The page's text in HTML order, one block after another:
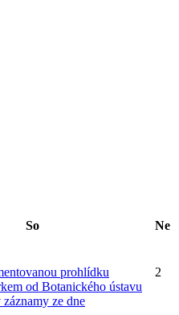
So Ne
prohlídku
od Botanického ústavu
ze dne
2